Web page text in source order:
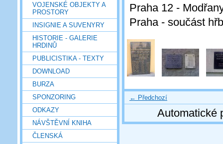
VOJENSKÉ OBJEKTY A
PROSTORY
INSIGNIE A SUVENYRY
HISTORIE - GALERIE
HRDINŮ
PUBLICISTIKA - TEXTY
DOWNLOAD
BURZA
SPONZORING
ODKAZY
NÁVŠTĚVNÍ KNIHA
ČLENSKÁ
Praha 12 -
Praha - součást
← Předchozí
Automatické